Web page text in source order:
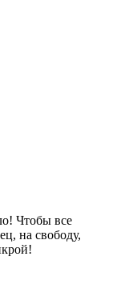
Чтобы все
на свободу,